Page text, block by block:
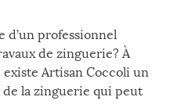
d’un professionnel
de zinguerie? À
existe Artisan Coccoli un
la zinguerie qui peut